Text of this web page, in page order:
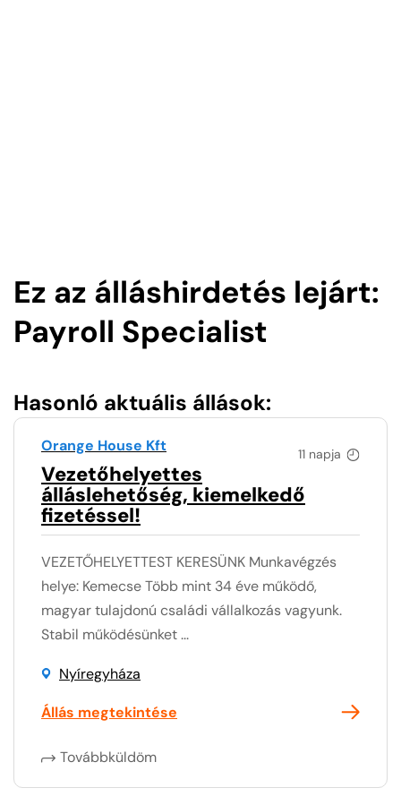
Ez az álláshirdetés lejárt:
Payroll Specialist
Hasonló aktuális állások:
11 napja
Orange House Kft
Vezetőhelyettes
álláslehetőség, kiemelkedő
fizetéssel!
VEZETŐHELYETTEST KERESÜNK Munkavégzés
helye: Kemecse Több mint 34 éve működő,
magyar tulajdonú családi vállalkozás vagyunk.
Stabil működésünket ...
Nyíregyháza
Állás megtekintése
Továbbküldöm